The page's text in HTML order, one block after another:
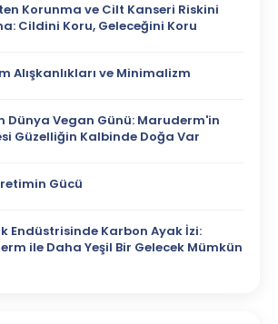
Korunma ve Cilt Kanseri Riskini
Cildini Koru, Geleceğini Koru
Alışkanlıkları ve Minimalizm
Dünya Vegan Günü: Maruderm'in
Güzelliğin Kalbinde Doğa Var
Gücü
Endüstrisinde Karbon Ayak İzi:
ile Daha Yeşil Bir Gelecek Mümkün